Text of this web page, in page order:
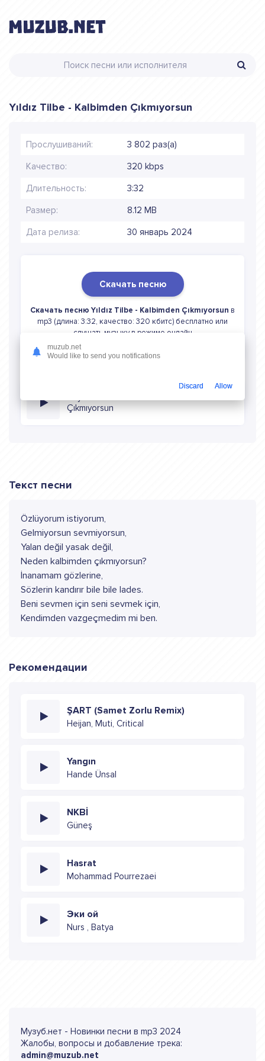
Yıldız Tilbe - Kalbimden Çıkmıyorsun
Прослушиваний: 3 802 раз(а)
Качество: 320 kbps
Длительность: 3:32
Размер: 8.12 MB
Дата релиза: 30 январь 2024
Скачать песню
Скачать песню Yıldız Tilbe - Kalbimden Çıkmıyorsun в
mp3 (длина: 3:32, качество: 320 кбитс) бесплатно или
слушать музыку в режиме онлайн
Çıkmıyorsun
Текст песни
Özlüyorum istiyorum,
Gelmiyorsun sevmiyorsun,
Yalan değil yasak değil,
Neden kalbimden çıkmıyorsun?
İnanamam gözlerine,
Sözlerin kandırır bile bile lades.
Beni sevmen için seni sevmek için,
Kendimden vazgeçmedim mi ben.
Рекомендации
ŞART (Samet Zorlu Remix)
Heijan, Muti, Critical
Yangın
Hande Ünsal
NKBİ
Güneş
Hasrat
Mohammad Pourrezaei
Эки ой
Nurs , Batya
Музуб.нет - Новинки песни в mp3 2024
Жалобы, вопросы и добавление трека:
admin@muzub.net
muzub.net
Would like to send you notifications
Discard Allow